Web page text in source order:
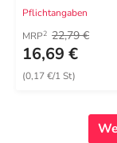
Pflichtangaben
MRP2 22,79 €
16,69 €
(0,17 €/1 St)